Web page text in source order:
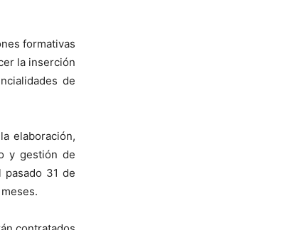
formativas
la inserción
de
elaboración,
y gestión de
pasado 31 de